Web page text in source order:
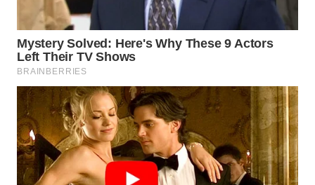
SIMALUNGUN
WN
LABUHANBATU
WN
TAPANULI
TENGAH
WN DELI
SERDANG